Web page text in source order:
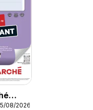
08/2026